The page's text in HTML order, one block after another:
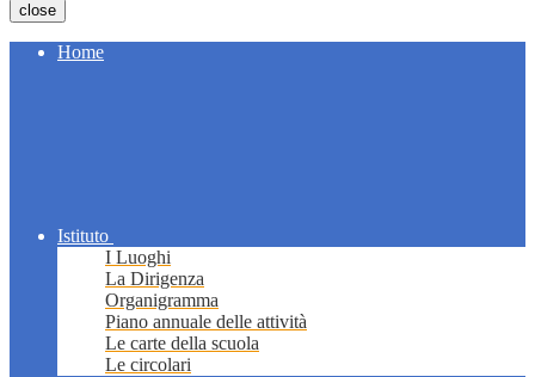
close
Home
Istituto
I Luoghi
La Dirigenza
Organigramma
Piano annuale delle attività
Le carte della scuola
Le circolari